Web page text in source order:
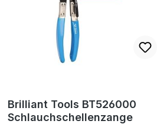
Brilliant Tools BT526000
Schlauchschellenzange